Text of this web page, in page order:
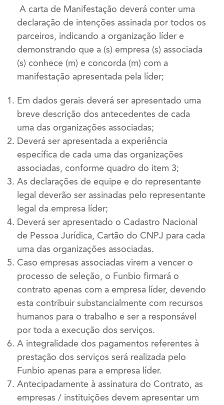
A carta de Manifestação deverá conter uma
declaração de intenções assinada por todos os
parceiros, indicando a organização líder e
demonstrando que a (s) empresa (s) associada
(s) conhece (m) e concorda (m) com a
manifestação apresentada pela líder;
Em dados gerais deverá ser apresentado uma
breve descrição dos antecedentes de cada
uma das organizações associadas;
Deverá ser apresentada a experiência
específica de cada uma das organizações
associadas, conforme quadro do item 3;
As declarações de equipe e do representante
legal deverão ser assinadas pelo representante
legal da empresa líder;
Deverá ser apresentado o Cadastro Nacional
de Pessoa Jurídica, Cartão do CNPJ para cada
uma das organizações associadas.
Caso empresas associadas virem a vencer o
processo de seleção, o Funbio firmará o
contrato apenas com a empresa líder, devendo
esta contribuir substancialmente com recursos
humanos para o trabalho e ser a responsável
por toda a execução dos serviços.
A integralidade dos pagamentos referentes à
prestação dos serviços será realizada pelo
Funbio apenas para a empresa líder.
Antecipadamente à assinatura do Contrato, as
empresas / instituições devem apresentar um